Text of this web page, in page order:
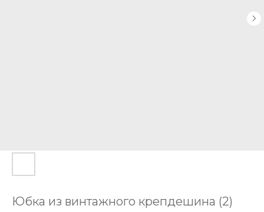
Юбка из винтажного крепдешина (2)